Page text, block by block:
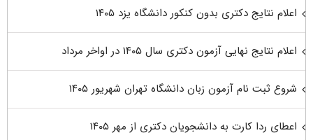
اعلام نتایج دکتری بدون کنکور دانشگاه یزد ۱۴۰۵
اعلام نتایج نهایی آزمون دکتری سال ۱۴۰۵ در اواخر مرداد
شروع ثبت نام آزمون زبان دانشگاه تهران شهریور ۱۴۰۵
اعطای ردا کارت به دانشجویان دکتری از مهر ۱۴۰۵